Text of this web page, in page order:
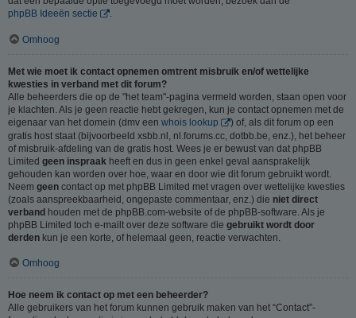
phpBB Ideeën sectie
.
Omhoog
Met wie moet ik contact opnemen omtrent misbruik en/of wettelijke
kwesties in verband met dit forum?
Alle beheerders die op de "het team"-pagina vermeld worden, staan open voor
je klachten. Als je geen reactie hebt gekregen, kun je contact opnemen met de
eigenaar van het domein (dmv een whois lookup
) of, als dit forum op een
gratis host staat (bijvoorbeeld xsbb.nl, nl.forums.cc, dotbb.be, enz.), het beheer
of misbruik-afdeling van de gratis host. Wees je er bewust van dat phpBB
Limited geen inspraak heeft en dus in geen enkel geval aansprakelijk
gehouden kan worden over hoe, waar en door wie dit forum gebruikt wordt.
Neem geen contact op met phpBB Limited met vragen over wettelijke kwesties
(zoals aanspreekbaarheid, ongepaste commentaar, enz.) die niet direct
verband houden met de phpBB.com-website of de phpBB-software. Als je
phpBB Limited toch e-mailt over deze software die gebruikt wordt door
derden kun je een korte, of helemaal geen, reactie verwachten.
Omhoog
Hoe neem ik contact op met een beheerder?
Alle gebruikers van het forum kunnen gebruik maken van het “Contact”-